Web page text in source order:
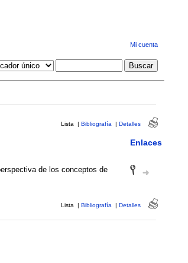
Mi cuenta
Lista | Bibliografía | Detalles
Enlaces
de los conceptos de
Lista | Bibliografía | Detalles